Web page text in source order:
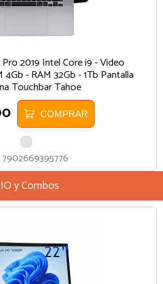
2019 Intel Core i9 - Video
- RAM 32Gb - 1Tb Pantalla
Touchbar Tahoe
COMPRAR
7902669395776
y Combos